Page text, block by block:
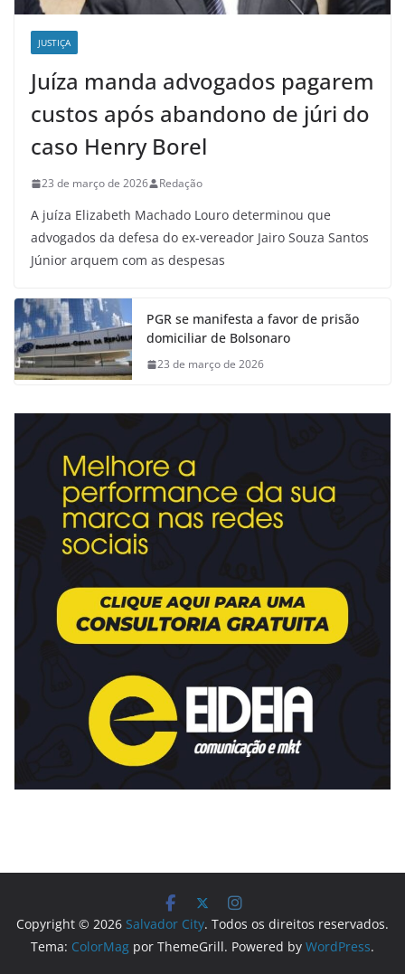
JUSTIÇA
Juíza manda advogados pagarem
custos após abandono de júri do
caso Henry Borel
23 de março de 2026 Redação
A juíza Elizabeth Machado Louro determinou que
advogados da defesa do ex-vereador Jairo Souza Santos
Júnior arquem com as despesas
PGR se manifesta a favor de prisão
domiciliar de Bolsonaro
23 de março de 2026
Copyright © 2026 Salvador City. Todos os direitos reservados.
Tema: ColorMag por ThemeGrill. Powered by WordPress.